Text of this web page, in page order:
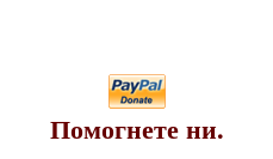
Помогнете ни.